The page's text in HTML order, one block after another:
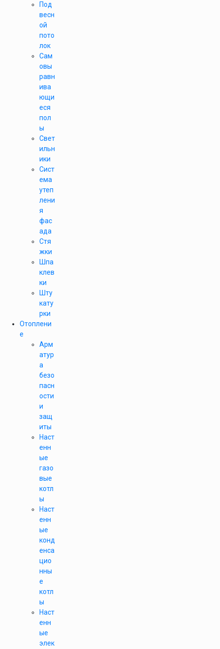
Под
весн
ой
пото
лок
Сам
овы
равн
ива
ющи
еся
пол
ы
Свет
ильн
ики
Сист
ема
утеп
лени
я
фас
ада
Стя
жки
Шпа
клев
ки
Шту
кату
рки
Отоплени
е
Арм
атур
а
безо
пасн
ости
и
защ
иты
Наст
енн
ые
газо
вые
котл
ы
Наст
енн
ые
конд
енса
цио
нны
е
котл
ы
Наст
енн
ые
элек